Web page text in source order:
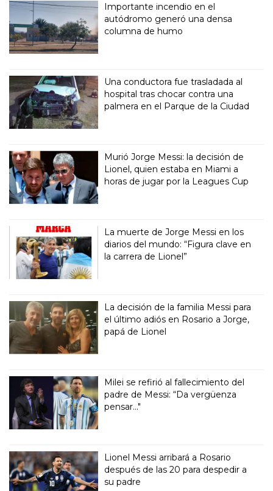
Importante incendio en el
autódromo generó una densa
columna de humo
Una conductora fue trasladada al
hospital tras chocar contra una
palmera en el Parque de la Ciudad
Murió Jorge Messi: la decisión de
Lionel, quien estaba en Miami a
horas de jugar por la Leagues Cup
La muerte de Jorge Messi en los
diarios del mundo: “Figura clave en
la carrera de Lionel”
La decisión de la familia Messi para
el último adiós en Rosario a Jorge,
papá de Lionel
Milei se refirió al fallecimiento del
padre de Messi: “Da vergüenza
pensar..."
Lionel Messi arribará a Rosario
después de las 20 para despedir a
su padre